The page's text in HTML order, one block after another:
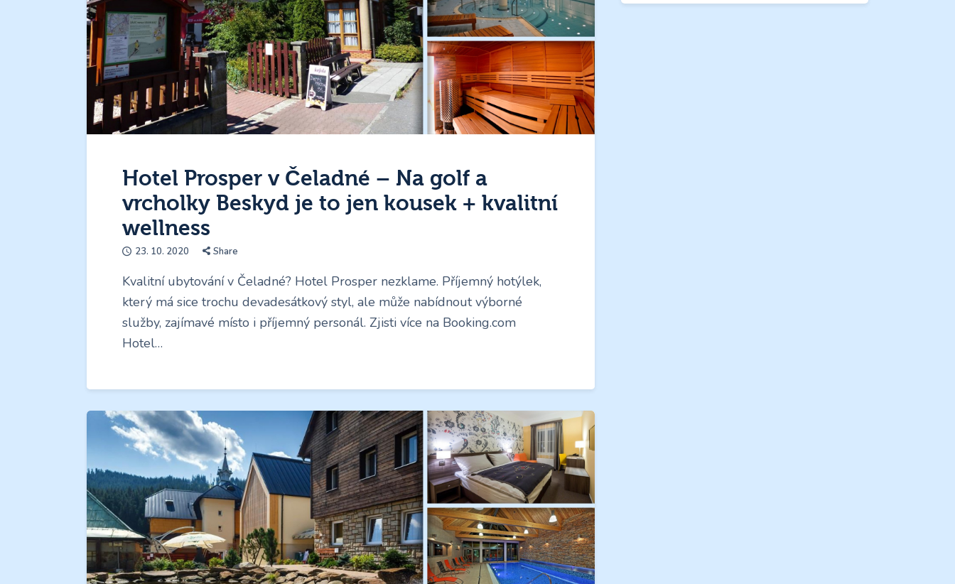
Hotel Prosper v Čeladné – Na golf a
vrcholky Beskyd je to jen kousek + kvalitní
wellness
23. 10. 2020 Share
Kvalitní ubytování v Čeladné? Hotel Prosper nezklame. Příjemný hotýlek,
který má sice trochu devadesátkový styl, ale může nabídnout výborné
služby, zajímavé místo i příjemný personál. Zjisti více na Booking.com
Hotel…